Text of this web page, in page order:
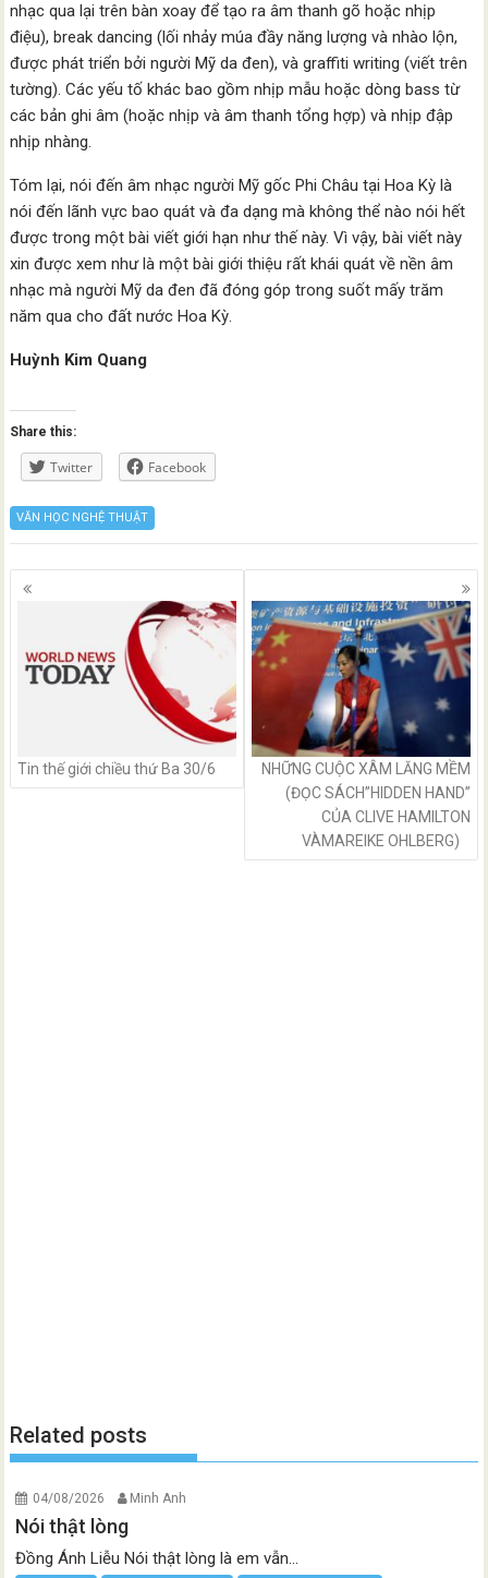
nhạc qua lại trên bàn xoay để tạo ra âm thanh gõ hoặc nhịp
điệu), break dancing (lối nhảy múa đầy năng lượng và nhào lộn,
được phát triển bởi người Mỹ da đen), và graffiti writing (viết trên
tường). Các yếu tố khác bao gồm nhịp mẫu hoặc dòng bass từ
các bản ghi âm (hoặc nhịp và âm thanh tổng hợp) và nhịp đập
nhịp nhàng.
Tóm lại, nói đến âm nhạc người Mỹ gốc Phi Châu tại Hoa Kỳ là
nói đến lãnh vực bao quát và đa dạng mà không thể nào nói hết
được trong một bài viết giới hạn như thế này. Vì vậy, bài viết này
xin được xem như là một bài giới thiệu rất khái quát về nền âm
nhạc mà người Mỹ da đen đã đóng góp trong suốt mấy trăm
năm qua cho đất nước Hoa Kỳ.
Huỳnh Kim Quang
Share this:
Twitter Facebook
VĂN HỌC NGHỆ THUẬT
Posts
Tin thế giới chiều thứ Ba 30/6
NHỮNG CUỘC XÂM LĂNG MỀM
(ĐỌC SÁCH”HIDDEN HAND”
CỦA CLIVE HAMILTON
VÀMAREIKE OHLBERG)
Related posts
04/08/2026 Minh Anh
Nói thật lòng
Đồng Ánh Liễu Nói thật lòng là em vẫn...